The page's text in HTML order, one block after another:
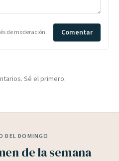
de moderación. Comentar
Sé el primero.
DEL DOMINGO
de la semana